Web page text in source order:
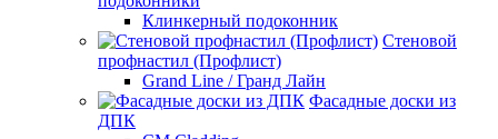
Клинкерный подоконник
Стеновой
профнастил (Профлист)
Grand Line / Гранд Лайн
Фасадные доски из
ДПК